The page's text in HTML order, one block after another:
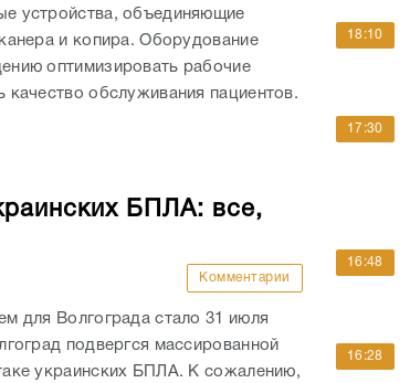
устройства, объединяющие
и копира. Оборудование
оптимизировать рабочие
качество обслуживания пациентов.
БПЛА: все,
Комментарии
для Волгограда стало 31 июля
подвергся массированной
украинских БПЛА. К сожалению,
18:10
17:30
16:48
16:28